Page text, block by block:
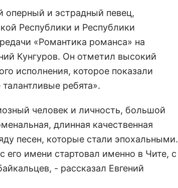
оперный и эстрадный певец,
Республики и Республики
«Романтика романса» на
Кунгуров. Он отметил высокий
исполнения, которое показали
ребята».
человек и личность, большой
длинная качественная
песен, которые стали эпохальными.
его имени стартовал именно в Чите, с
- рассказал Евгений